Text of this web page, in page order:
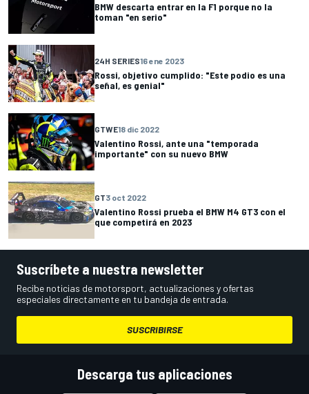
BMW descarta entrar en la F1 porque no la
toman "en serio"
24H SERIES16 ene 2023
Rossi, objetivo cumplido: "Este podio es una
señal, es genial"
GTWE18 dic 2022
Valentino Rossi, ante una "temporada
importante" con su nuevo BMW
GT3 oct 2022
Valentino Rossi prueba el BMW M4 GT3 con el
que competirá en 2023
Suscríbete a nuestra newsletter
Recibe noticias de motorsport, actualizaciones y ofertas
especiales directamente en tu bandeja de entrada.
SUSCRIBIRSE
Descarga tus aplicaciones